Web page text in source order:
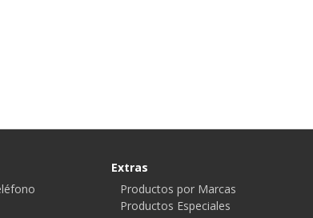
Extras
Productos por Marcas
Productos Especiales